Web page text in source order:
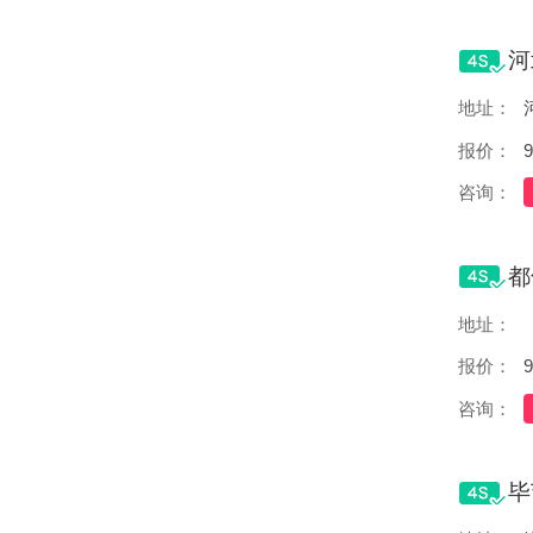
地址：
报价：
咨询：
地址：
报价：
咨询：